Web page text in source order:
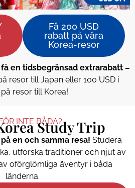
Få 200 USD
rabatt på våra
Korea-resor
en tidsbegränsad extrarabatt –
resor till Japan eller 100 USD i
resor till Korea!
INTE BÅDA?Study Trip
en och samma resa! Studera
utforska traditioner och njut av
oförglömliga äventyr i båda
länderna.